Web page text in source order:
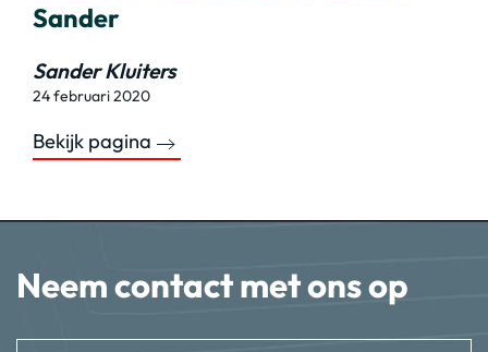
Sander
Sander Kluiters
24 februari 2020
Bekijk pagina
Neem contact met ons op